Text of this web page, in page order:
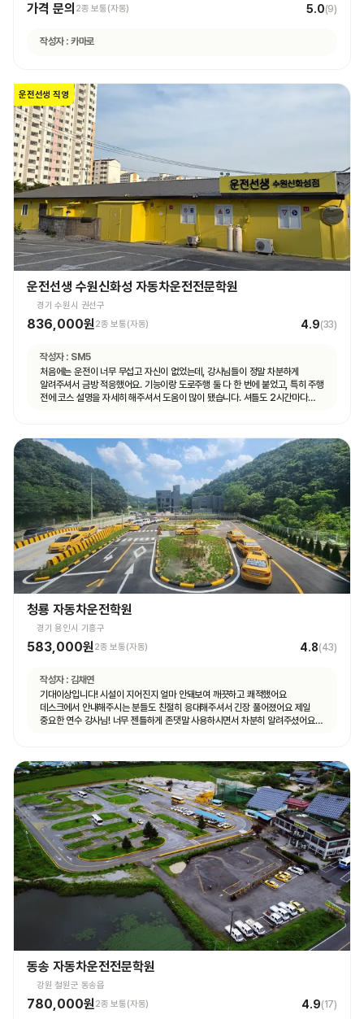
가격 문의 2종 보통(자동) 5.0(9)
작성자 : 카마로
운전선생 직영
운전선생 수원신화성 자동차운전전문학원
경기 수원시 권선구
836,000원2종 보통(자동) 4.9(33)
작성자 : SM5
처음에는 운전이 너무 무섭고 자신이 없었는데, 강사님들이 정말 차분하게
알려주셔서 금방 적응했어요. 기능이랑 도로주행 둘 다 한 번에 붙었고, 특히 주행
전에 코스 설명을 자세히 해주셔서 도움이 많이 됐습니다. 셔틀도 2시간마다
청룡 자동차운전학원
경기 용인시 기흥구
583,000원2종 보통(자동) 4.8(43)
작성자 : 김채연
기대이상입니다! 시설이 지어진지 얼마 안돼보여 깨끗하고 쾌적했어요
데스크에서 안내해주시는 분들도 친절히 응대해주셔서 긴장 풀어졌어요 제일
중요한 연수 강사님! 너무 젠틀하게 존댓말 사용하시면서 차분히 알려주셨어요
동송 자동차운전전문학원
강원 철원군 동송읍
780,000원2종 보통(자동) 4.9(17)